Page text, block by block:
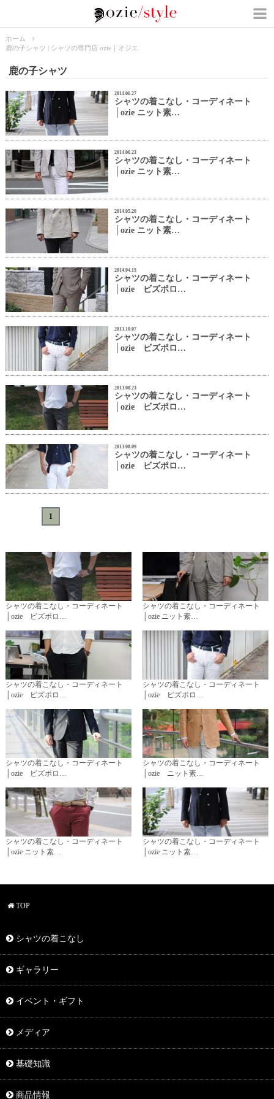
ホーム
鹿の子シャツ | シャツの専門店 ozie｜オジエ
鹿の子シャツ
2014.06.27
シャツの着こなし・コーディネート
│ozie ニット素…
2014.06.23
シャツの着こなし・コーディネート
│ozie ニット素…
2014.05.26
シャツの着こなし・コーディネート
│ozie ニット素…
2014.04.15
シャツの着こなし・コーディネート
│ozie ビズポロ…
2013.10.07
シャツの着こなし・コーディネート
│ozie ビズポロ…
2013.08.23
シャツの着こなし・コーディネート
│ozie ビズポロ…
2013.08.09
シャツの着こなし・コーディネート
│ozie ビズポロ…
1
シャツの着こなし・コーディネート
│ozie ビズポロ…
シャツの着こなし・コーディネート
│ozie ニット素…
シャツの着こなし・コーディネート
│ozie ビズポロ…
シャツの着こなし・コーディネート
│ozie ビズポロ…
シャツの着こなし・コーディネート
│ozie ビズポロ…
シャツの着こなし・コーディネート
│ozie ニット素…
シャツの着こなし・コーディネート
│ozie ニット素…
シャツの着こなし・コーディネート
│ozie ニット素…
TOP
シャツの着こなし
ギャラリー
イベント・ギフト
メディア
基礎知識
商品情報